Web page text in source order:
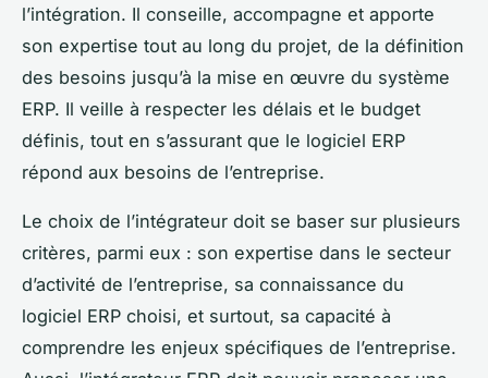
l’intégration. Il conseille, accompagne et apporte
son expertise tout au long du projet, de la définition
des besoins jusqu’à la mise en œuvre du système
ERP. Il veille à respecter les délais et le budget
définis, tout en s’assurant que le logiciel ERP
répond aux besoins de l’entreprise.
Le choix de l’intégrateur doit se baser sur plusieurs
critères, parmi eux : son expertise dans le secteur
d’activité de l’entreprise, sa connaissance du
logiciel ERP choisi, et surtout, sa capacité à
comprendre les enjeux spécifiques de l’entreprise.